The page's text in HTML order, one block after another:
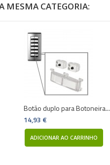
MESMA CATEGORIA:
Botão duplo para Botoneira...
14,93 €
ADICIONAR AO CARRINHO